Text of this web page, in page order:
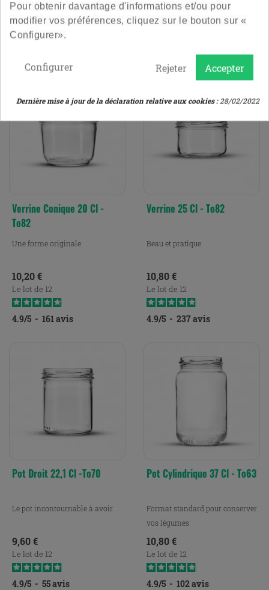
Prix
9,60 €
Le lot de 12
Prix
9,60 €
Le lot de 12
avis
Verrine Conique 20 Cl -
To82
Une forme originale
Prix
10,20 €
Le lot de 12
4.9/5 - 161avis
Verrine 25 Cl - To82
Beau et pratique
Prix
10,80 €
Le lot de 12
4.9/5 - 237avis
Pot Droit 22,1 Cl -To70
Le pot incontournable à avoir.
Prix
9,60 €
Le lot de 12
4.9/5 - 55avis
Pot Cylindrique 37 Cl - To63
Format standard pour conserver
vos légumes
Prix
10,80 €
Le lot de 12
4.9/5 - 102avis
Pour obtenir davantage d'informations et/ou pour
modifier vos préférences, cliquez sur le bouton sur «
Configurer».
Accepter
Rejeter
Configurer
Dernière mise à jour de la déclaration relative aux cookies :28/02/2022